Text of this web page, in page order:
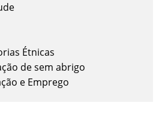
Étnicas
de sem abrigo
e Emprego